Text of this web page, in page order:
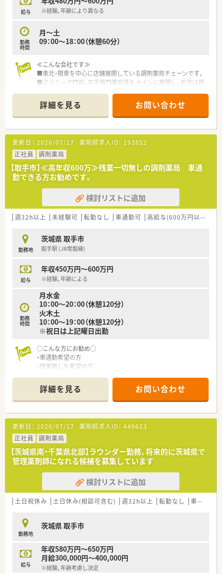
■全社で積極的に在宅に取り組んでいる薬局です！興味がある
■将来的に管理薬剤師を目指してくれる方々を複数名募集して
います！
「うえが詰まっていてなかなかキャリアアップが見込めない…」
給与 ※経験、年齢により異なる
勤務
時間
月～土
09：00～18：00（休憩60分）
≪こんな会社です≫
■東北・関東を中心に店舗展開している調剤薬局チェーンです。
■クリニック門前、在宅専門薬局等をメインに展開し、在宅は居
■新卒・中途採用、どちらも行っております。e-ラーニング会社
負担など、研修体制が充実している会社です。学びたい社員の意
欲を応援する風土です！
■退陣業務を最重要視しており、多職種との連携も多々発生しま
す。
≪こんな店舗です≫
■関東鉄道常総線の駅より徒歩2分、茨城県内では珍しい駅チカ
の薬局です。
■火曜日・水曜日・金曜日の午後は閉局して在宅対応をしており、
それ以外の時間帯は開局して外来対応しています。曜日は決ま
っているため、外出は多いですが計画が立てやすい業務形態で
す。
■内科, 消化器科(胃腸科), 循環器科, 小児科, アレルギー科を応
■1日100枚前後を3名でまわしています
≪こんな方におすすめ≫
異動はありませんので、県内で長く働いていきたい方にお勧め
■調剤の機械化・システムの導入に積極的で、ドクター・患者様・
していく方針です。人と接することが好きな方、ひとりひとりに
寄り添って対応したい方にお勧め
■全社的に在宅業務に注力している会社です。施設・居宅どちら
も経験できるため、偏りなくどちらも経験したい方にお勧め
詳細を見る お問い合わせ
更新日： 2026/07/17 薬剤師求人ID： 193852
正社員
調剤薬局
【取手市】≪高年収600万≫残業一切無しの調剤薬局 車通
勤できる方お勧めです。
検討リストに追加
週32h以上 未経験可 転勤なし 車通勤可 高給与(600万円以上)
勤務地
茨城県 取手市
取手駅 (JR常磐線)
給与
年収450万円～600万円
※経験、年齢による
勤務
時間
月水金
10：00～20：00（休憩120分）
火木土
10：00～19：00（休憩120分）
※祝日は上記曜日出勤
○こんな方にお勧め○
・車通勤希望の方
・残業無しを希望の方
詳細を見る お問い合わせ
更新日： 2026/07/17 薬剤師求人ID： 449623
正社員
調剤薬局
【茨城県南・千葉県北部】ラウンダー勤務、将来的に茨城県で
管理薬剤師になれる候補を募集しています
検討リストに追加
土日祝休み 土日休み(相談可含む) 週32h以上 転勤なし 車通勤可
勤務地
茨城県 取手市
給与
年収580万円～650万円
月給300,000円～400,000円
※経験、年齢考慮し決定